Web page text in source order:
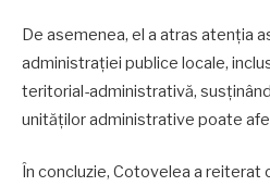
De asemenea, el a atras atenția
administrației publice locale,
teritorial-administrativă,
unităților administrative poate
În concluzie, Cotovelea a reiterat